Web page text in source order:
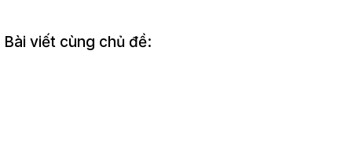
Bài viết cùng chủ đề: